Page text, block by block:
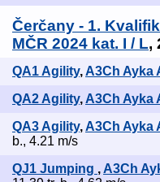
Čerčany - 1.
MČR 2024 kat. I / L,
QA1 Agility,A3Ch Ayka
QA2 Agility, A3Ch Ayka
QA3 Agility,A3Ch Ayka
b., 4.21 m/s
QJ1 Jumping , A3Ch